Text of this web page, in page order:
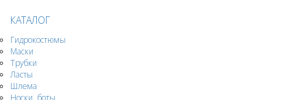
КАТАЛОГ
Гидрокостюмы
Маски
Трубки
Ласты
Шлема
Носки, боты